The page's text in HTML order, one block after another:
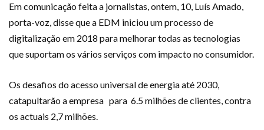
Em comunicação feita a jornalistas, ontem, 10, Luís Amado,
porta-voz, disse que a EDM iniciou um processo de
digitalização em 2018 para melhorar todas as tecnologias
que suportam os vários serviços com impacto no consumidor.
Os desafios do acesso universal de energia até 2030,
catapultarão a empresa para 6.5 milhões de clientes, contra
os actuais 2,7 milhões.